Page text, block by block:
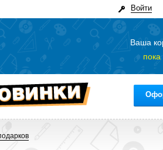
Войти
Ваша
пока